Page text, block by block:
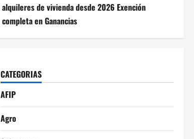
alquileres de vivienda desde 2026 Exención
completa en Ganancias
CATEGORIAS
AFIP
Agro